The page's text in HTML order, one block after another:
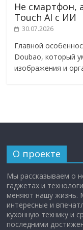
Не смартфон,
Touch AI с ИИ
30.07.2026
Главной
Doubao, который
изображения и
О проекте
Мы рассказываем о
гаджетах и
меняют нашу жизнь.
интересные и
кухонную технику и
последними